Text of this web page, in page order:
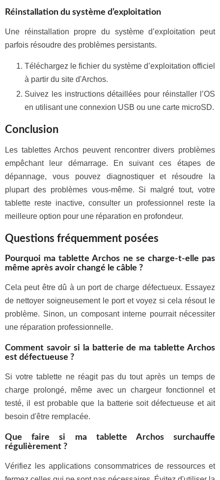
Réinstallation du système d’exploitation
Une réinstallation propre du système d’exploitation peut
parfois résoudre des problèmes persistants.
Téléchargez le fichier du système d’exploitation officiel
à partir du site d'Archos.
Suivez les instructions détaillées pour réinstaller l’OS
en utilisant une connexion USB ou une carte microSD.
Conclusion
Les tablettes Archos peuvent rencontrer divers problèmes
empêchant leur démarrage. En suivant ces étapes de
dépannage, vous pouvez diagnostiquer et résoudre la
plupart des problèmes vous-même. Si malgré tout, votre
tablette reste inactive, consulter un professionnel reste la
meilleure option pour une réparation en profondeur.
Questions fréquemment posées
Pourquoi ma tablette Archos ne se charge-t-elle pas
même après avoir changé le câble ?
Cela peut être dû à un port de charge défectueux. Essayez
de nettoyer soigneusement le port et voyez si cela résout le
problème. Sinon, un composant interne pourrait nécessiter
une réparation professionnelle.
Comment savoir si la batterie de ma tablette Archos
est défectueuse ?
Si votre tablette ne réagit pas du tout après un temps de
charge prolongé, même avec un chargeur fonctionnel et
testé, il est probable que la batterie soit défectueuse et ait
besoin d'être remplacée.
Que faire si ma tablette Archos surchauffe
régulièrement ?
Vérifiez les applications consommatrices de ressources et